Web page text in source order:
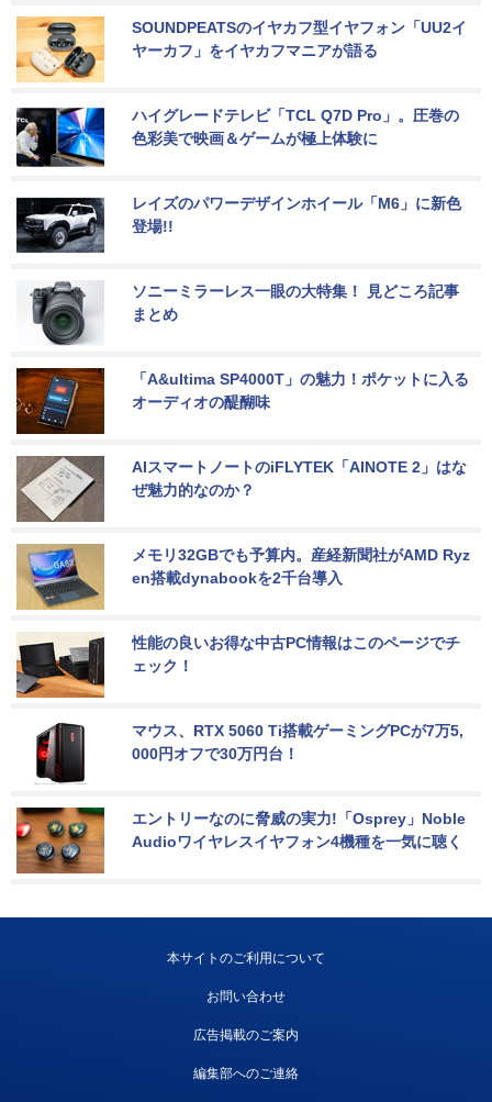
SOUNDPEATSのイヤカフ型イヤフォン「UU2イ
ヤーカフ」をイヤカフマニアが語る
ハイグレードテレビ「TCL Q7D Pro」。圧巻の
色彩美で映画＆ゲームが極上体験に
レイズのパワーデザインホイール「M6」に新色
登場!!
ソニーミラーレス一眼の大特集！ 見どころ記事
まとめ
「A&ultima SP4000T」の魅力！ポケットに入る
オーディオの醍醐味
AIスマートノートのiFLYTEK「AINOTE 2」はな
ぜ魅力的なのか？
メモリ32GBでも予算内。産経新聞社がAMD Ryz
en搭載dynabookを2千台導入
性能の良いお得な中古PC情報はこのページでチ
ェック！
マウス、RTX 5060 Ti搭載ゲーミングPCが7万5,
000円オフで30万円台！
エントリーなのに脅威の実力!「Osprey」Noble
Audioワイヤレスイヤフォン4機種を一気に聴く
本サイトのご利用について
お問い合わせ
広告掲載のご案内
編集部へのご連絡